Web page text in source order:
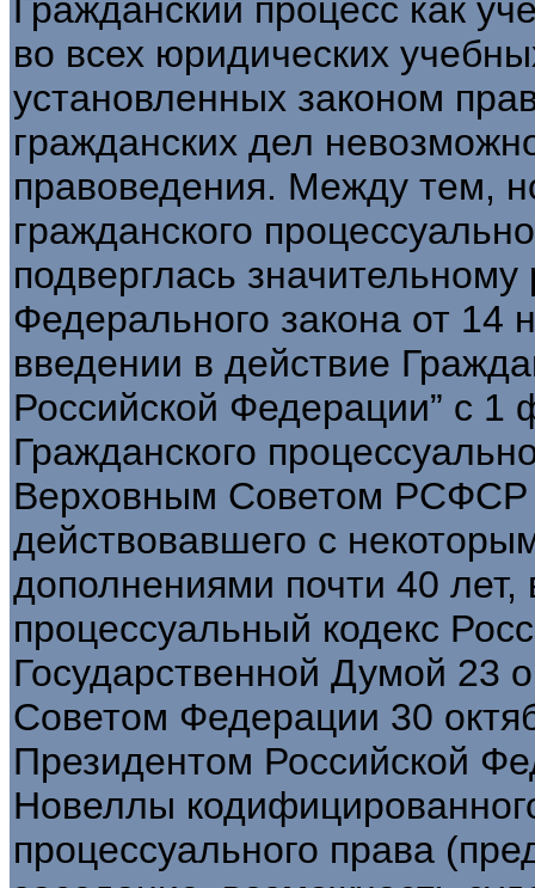
Гражданский процесс как
во всех юридических
установленных законом
гражданских дел
правоведения. Между тем,
гражданского
подверглась
Федерального закона от
введении в действие
Российской Федерации” с 1
Гражданского
Верховным Советом РСФСР
действовавшего с
дополнениями почти 40 лет,
процессуальный кодекс
Государственной Думой 23
Советом Федерации 30
Президентом Российской
Новеллы
процессуального права